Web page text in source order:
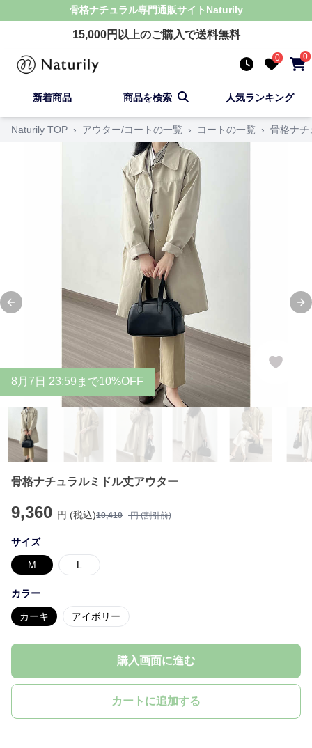
骨格ナチュラル専門通販サイト Naturily
15,000円以上のご購入で送料無料
0 0
新着商品 商品を検索 人気ランキング
Naturily TOP › アウター/コートの一覧 › コートの一覧 › 骨格ナチ
Previous slide
8 月 7 日 23:59まで10%OFF
骨格ナチュラルミドル丈アウター
9,360 円 (税込)10,410 円 (割引前)
サイズ
M L
カラー
カーキ アイボリー
購入画面に進む
カートに追加する